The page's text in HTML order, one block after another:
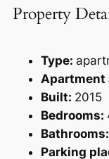
Property
Type:
Apartment
Built: 2015
Bedrooms:
Bathrooms:
Parking